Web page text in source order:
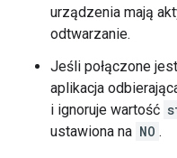
urządzenia mają
odtwarzanie.
Jeśli połączone
aplikacja
i ignoruje wartość
ustawiona na NO .